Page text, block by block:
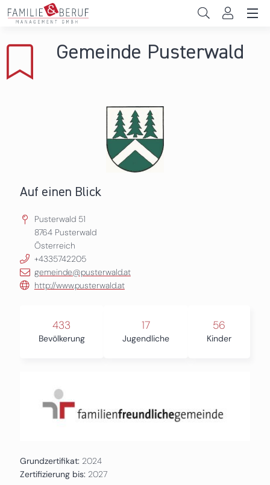
Direkt zum Inhalt
Gemeinden
Gemeinde Pusterwald
Auf einen Blick
Pusterwald 51
8764 Pusterwald
Österreich
+4335742205
gemeinde@pusterwald.at
http://www.pusterwald.at
433
Bevölkerung
17
Jugendliche
56
Kinder
Grundzertifikat: 2024
Zertifizierung bis: 2027